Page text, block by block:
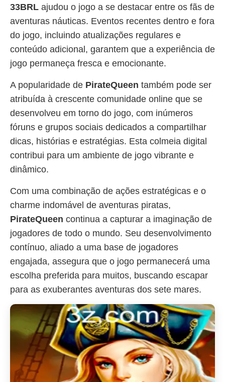
33BRL ajudou o jogo a se destacar entre os fãs de
aventuras náuticas. Eventos recentes dentro e fora
do jogo, incluindo atualizações regulares e
conteúdo adicional, garantem que a experiência de
jogo permaneça fresca e emocionante.
A popularidade de PirateQueen também pode ser
atribuída à crescente comunidade online que se
desenvolveu em torno do jogo, com inúmeros
fóruns e grupos sociais dedicados a compartilhar
dicas, histórias e estratégias. Esta colmeia digital
contribui para um ambiente de jogo vibrante e
dinâmico.
Com uma combinação de ações estratégicas e o
charme indomável de aventuras piratas,
PirateQueen continua a capturar a imaginação de
jogadores de todo o mundo. Seu desenvolvimento
contínuo, aliado a uma base de jogadores
engajada, assegura que o jogo permanecerá uma
escolha preferida para muitos, buscando escapar
para as exuberantes aventuras dos sete mares.